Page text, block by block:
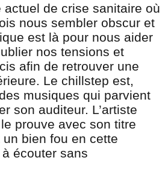
actuel de crise sanitaire où
nous sembler obscur et
est là pour nous aider
nos tensions et
afin de retrouver une
Le chillstep est,
musiques qui parvient
son auditeur. L’artiste
prouve avec son titre
bien fou en cette
écouter sans